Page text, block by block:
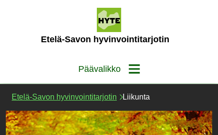
Etelä-Savon hyvinvointitarjotin
Päävalikko
Etelä-Savon hyvinvointitarjotin Liikunta